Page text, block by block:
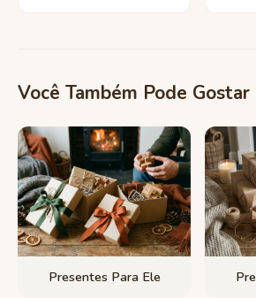
Você Também Pode Gostar
Presentes Para Ele